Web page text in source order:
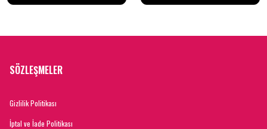
SÖZLEŞMELER
Gizlilik Politikası
İptal ve İade Politikası